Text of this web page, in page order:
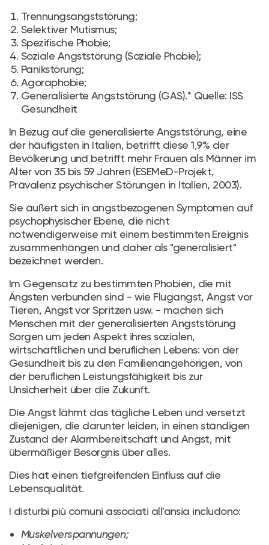
Trennungsangststörung;
Selektiver Mutismus;
Spezifische Phobie;
Soziale Angststörung (Soziale Phobie);
Panikstörung;
Agoraphobie;
Generalisierte Angststörung (GAS).* Quelle: ISS
Gesundheit
In Bezug auf die generalisierte Angststörung, eine
der häufigsten in Italien, betrifft diese 1,9% der
Bevölkerung und betrifft mehr Frauen als Männer im
Alter von 35 bis 59 Jahren (ESEMeD-Projekt,
Prävalenz psychischer Störungen in Italien, 2003).
Sie äußert sich in angstbezogenen Symptomen auf
psychophysischer Ebene, die nicht
notwendigerweise mit einem bestimmten Ereignis
zusammenhängen und daher als "generalisiert"
bezeichnet werden.
Im Gegensatz zu bestimmten Phobien, die mit
Ängsten verbunden sind - wie Flugangst, Angst vor
Tieren, Angst vor Spritzen usw. - machen sich
Menschen mit der generalisierten Angststörung
Sorgen um jeden Aspekt ihres sozialen,
wirtschaftlichen und beruflichen Lebens: von der
Gesundheit bis zu den Familienangehörigen, von
der beruflichen Leistungsfähigkeit bis zur
Unsicherheit über die Zukunft.
Die Angst lähmt das tägliche Leben und versetzt
diejenigen, die darunter leiden, in einen ständigen
Zustand der Alarmbereitschaft und Angst, mit
übermäßiger Besorgnis über alles.
Dies hat einen tiefgreifenden Einfluss auf die
Lebensqualität.
I disturbi più comuni associati all'ansia includono:
Muskelverspannungen;